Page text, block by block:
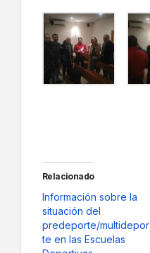
Relacionado
Información sobre la
situación del
predeporte/multidepor
te en las Escuelas